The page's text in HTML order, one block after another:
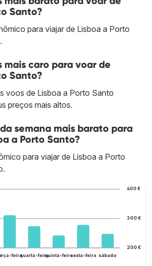
Santo?
para viajar de Lisboa a Porto
mais caro para voar de
Santo?
voos de Lisboa a Porto Santo
preços mais altos.
semana mais barato para
a Porto Santo?
para viajar de Lisboa a Porto
200 €
300 €
400 €
feiraquarta-feiraquinta-feirasexta-feira sábado